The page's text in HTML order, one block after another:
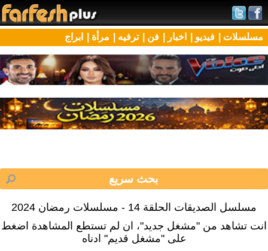
مسلسلات | فيديو | اخبار | فن | ترفيه | مرأة | ابراج
مسلسل الصديقات الحلقة 14 - مسلسلات رمضان 2024
انت تشاهد من "مشغل جديد"، ان لم تستطع المشاهدة اضغط
على "مشغل قديم" ادناه